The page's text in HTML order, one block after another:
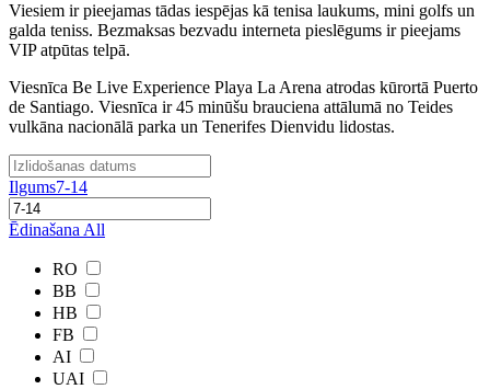
Viesiem ir pieejamas tādas iespējas kā tenisa laukums, mini golfs un
galda teniss. Bezmaksas bezvadu interneta pieslēgums ir pieejams
VIP atpūtas telpā.
Viesnīca Be Live Experience Playa La Arena atrodas kūrortā Puerto
de Santiago. Viesnīca ir 45 minūšu brauciena attālumā no Teides
vulkāna nacionālā parka un Tenerifes Dienvidu lidostas.
Ilgums7-14
Ēdinašana All
RO
BB
HB
FB
AI
UAI